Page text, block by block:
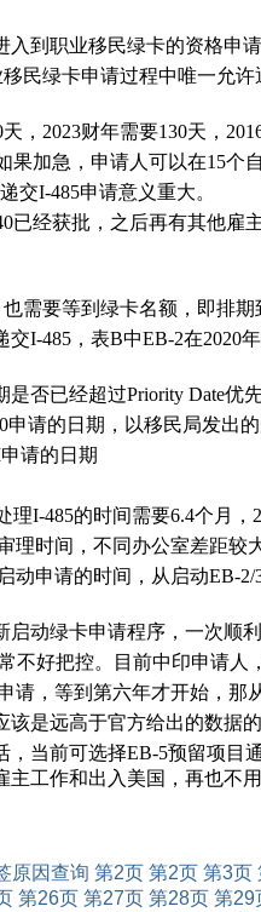
到职业移民绿卡的资格申请
民绿卡申请过程中唯一允
，2023财年需要130天，
加急，申请人可以在15个
交I-485申请意义重大。
已经获批，之后再有其他
需要等到绿卡名额，即排期
I-485，表B中EB-2在
否已经超过Priority Date优
请的日期，以移民局发出
请的日期
I-485的时间需要6.4个月，
时间，不同办公室差距较
申请的时间，从启动EB-
动绿卡申请程序，一次顺利
不好把控。目前中印申请人
，等到第六年才开始，那
是远高于官方给出的数据
当前可选择EB-5预留项目
工作和出入美国，再也不
原因查询 第2页 第2页 第3页
第26页 第27页 第28页 第29